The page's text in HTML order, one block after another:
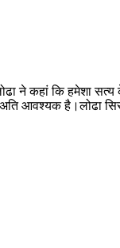
ने कहां कि हमेशा सत्य
आवश्यक है।लोढा